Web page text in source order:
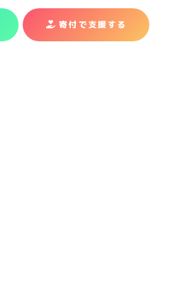
寄付で支援 する